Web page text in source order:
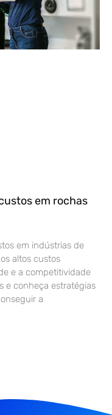
em rochas
em indústrias de
altos custos
e a competitividade
e conheça estratégias
a